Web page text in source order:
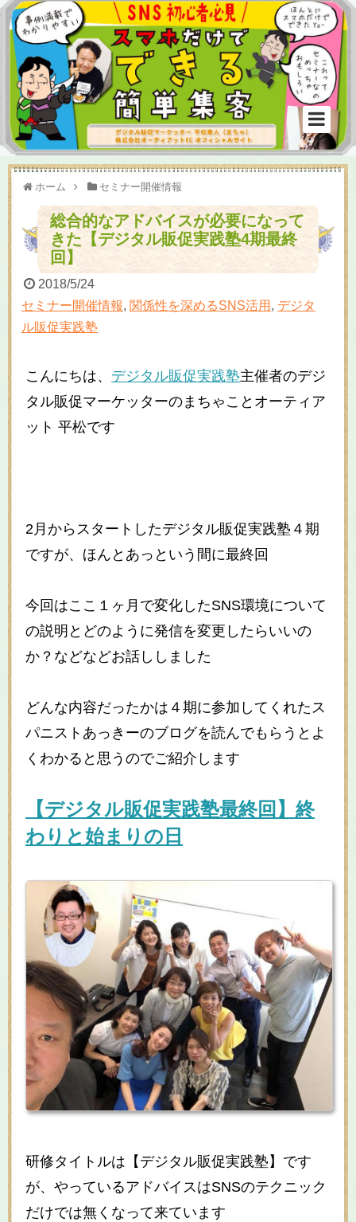
ホーム セミナー開催情報
総合的なアドバイスが必要になって
きた【デジタル販促実践塾4期最終
回】
2018/5/24
セミナー開催情報, 関係性を深めるSNS活用 , デジタ
ル販促実践塾
こんにちは、 デジタル販促実践塾主催者のデジ
タル販促マーケッターのまちゃことオーティア
ット 平松です
2月からスタートしたデジタル販促実践塾４期
ですが、ほんとあっという間に最終回
今回はここ１ヶ月で変化したSNS環境について
の説明とどのように発信を変更したらいいの
か？などなどお話ししました
どんな内容だったかは４期に参加してくれたス
パニストあっきーのブログを読んでもらうとよ
くわかると思うのでご紹介します
【デジタル販促実践塾最終回】終
わりと始まりの日
研修タイトルは【デジタル販促実践塾】です
が、やっているアドバイスはSNSのテクニック
だけでは無くなって来ています